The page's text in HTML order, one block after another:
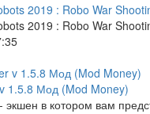
2019 : Robo War
2019 : Robo War
1.5.8 Мод (Mod Money)
экшен в котором вам